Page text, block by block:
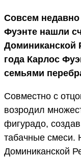
Совсем недавно
Фуэнте нашли
Доминиканской
года Карлос
семьями
Совместно с
возродил
фигурадо,
табачные смеси.
Доминиканской